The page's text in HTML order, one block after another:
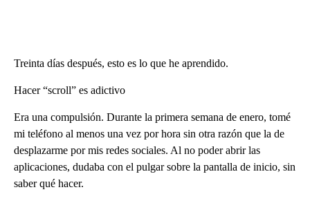
Treinta días después, esto es lo que he aprendido.
Hacer “scroll” es adictivo
Era una compulsión. Durante la primera semana de enero, tomé
mi teléfono al menos una vez por hora sin otra razón que la de
desplazarme por mis redes sociales. Al no poder abrir las
aplicaciones, dudaba con el pulgar sobre la pantalla de inicio, sin
saber qué hacer.